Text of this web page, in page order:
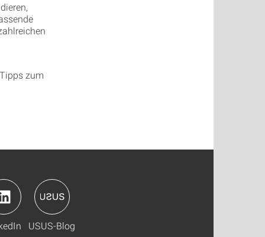
zum
USUS-Blog